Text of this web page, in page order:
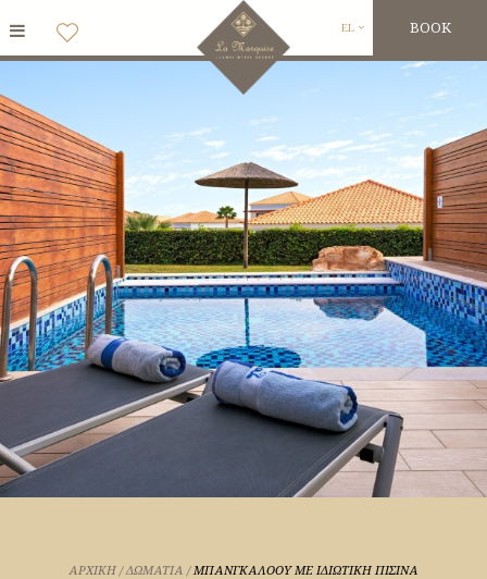
BOOK
EL
ΑΡΧΙΚΉ /ΔΩΜΑΤΙΑ / ΜΠΑΝΓΚΑΛΌΟΥ ΜΕ ΙΔΙΩΤΙΚΗ ΠΙΣΙΝΑ